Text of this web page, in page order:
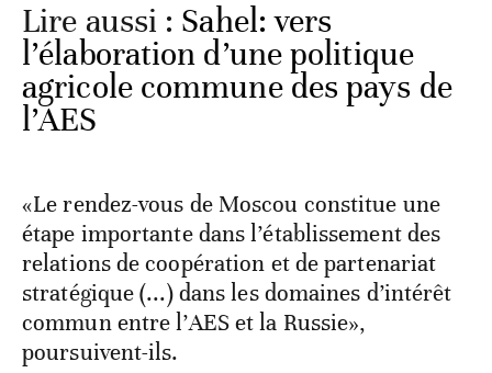
Lire aussi : Sahel: vers
l’élaboration d’une politique
agricole commune des pays de
l’AES
«Le rendez-vous de Moscou constitue une
étape importante dans l’établissement des
relations de coopération et de partenariat
stratégique (...) dans les domaines d’intérêt
commun entre l’AES et la Russie»,
poursuivent-ils.